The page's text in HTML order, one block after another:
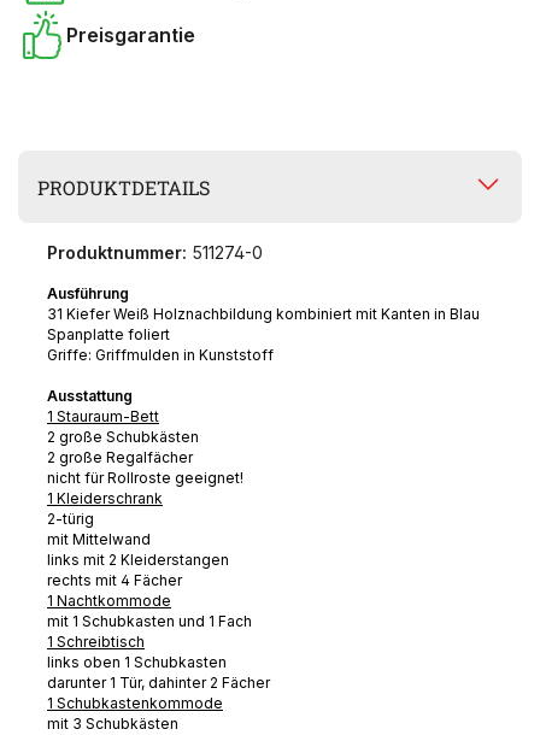
Preisgarantie
PRODUKTDETAILS
Produktnummer: 511274-0
Ausführung
31 Kiefer Weiß Holznachbildung kombiniert mit Kanten in Blau
Spanplatte foliert
Griffe: Griffmulden in Kunststoff
Ausstattung
1 Stauraum-Bett
2 große Schubkästen
2 große Regalfächer
nicht für Rollroste geeignet!
1 Kleiderschrank
2-türig
mit Mittelwand
links mit 2 Kleiderstangen
rechts mit 4 Fächer
1 Nachtkommode
mit 1 Schubkasten und 1 Fach
1 Schreibtisch
links oben 1 Schubkasten
darunter 1 Tür, dahinter 2 Fächer
1 Schubkastenkommode
mit 3 Schubkästen